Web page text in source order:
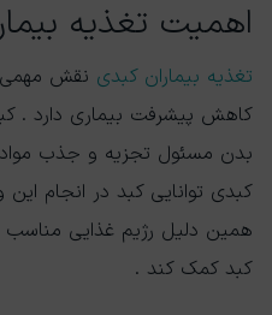
اهمیت تغذیه
تغذیه بیماران کبدی نقش مهمی
کاهش پیشرفت بیماری دارد .
بدن مسئول تجزیه و جذب
کبدی توانایی کبد در انجام
همین دلیل رژیم غذایی مناسب
کبد کمک کند .